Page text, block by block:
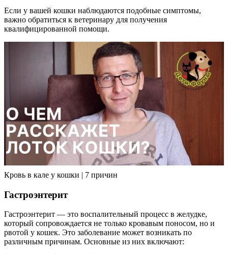
Если у вашей кошки наблюдаются подобные симптомы,
важно обратиться к ветеринару для получения
квалифицированной помощи.
Кровь в кале у кошки | 7 причин
Гастроэнтерит
Гастроэнтерит — это воспалительный процесс в желудке,
который сопровождается не только кровавым поносом, но и
рвотой у кошек. Это заболевание может возникать по
различным причинам. Основные из них включают: